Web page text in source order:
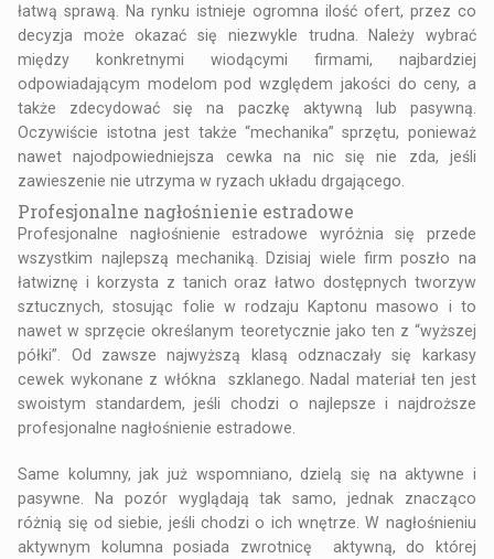
łatwą sprawą. Na rynku istnieje ogromna ilość ofert, przez co
decyzja może okazać się niezwykle trudna. Należy wybrać
między konkretnymi wiodącymi firmami, najbardziej
odpowiadającym modelom pod względem jakości do ceny, a
także zdecydować się na paczkę aktywną lub pasywną.
Oczywiście istotna jest także “mechanika” sprzętu, ponieważ
nawet najodpowiedniejsza cewka na nic się nie zda, jeśli
zawieszenie nie utrzyma w ryzach układu drgającego.
Profesjonalne nagłośnienie estradowe
Profesjonalne nagłośnienie estradowe wyróżnia się przede
wszystkim najlepszą mechaniką. Dzisiaj wiele firm poszło na
łatwiznę i korzysta z tanich oraz łatwo dostępnych tworzyw
sztucznych, stosując folie w rodzaju Kaptonu masowo i to
nawet w sprzęcie określanym teoretycznie jako ten z “wyższej
półki”. Od zawsze najwyższą klasą odznaczały się karkasy
cewek wykonane z włókna szklanego. Nadal materiał ten jest
swoistym standardem, jeśli chodzi o najlepsze i najdroższe
profesjonalne nagłośnienie estradowe.
Same kolumny, jak już wspomniano, dzielą się na aktywne i
pasywne. Na pozór wyglądają tak samo, jednak znacząco
różnią się od siebie, jeśli chodzi o ich wnętrze. W nagłośnieniu
aktywnym kolumna posiada zwrotnicę aktywną, do której